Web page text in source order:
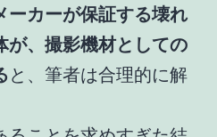
ーカーが保証する壊れ
が、撮影機材としての
と、筆者は合理的に解